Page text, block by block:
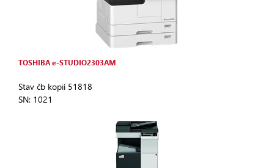
TOSHIBA e-STUDIO2303AM
Stav čb kopií 51818
SN: 1021